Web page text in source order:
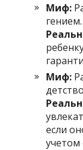
Миф:
гением.
Миф:
если
учетом